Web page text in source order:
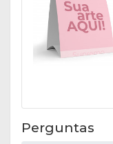
Perguntas